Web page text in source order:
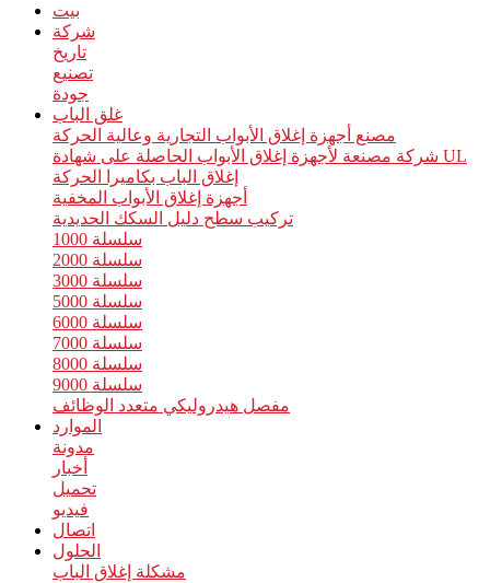
بيت
شركة
تاريخ
تصنيع
جودة
غلق الباب
مصنع أجهزة إغلاق الأبواب التجارية وعالية الحركة
شركة مصنعة لأجهزة إغلاق الأبواب الحاصلة على شهادة UL
إغلاق الباب بكاميرا الحركة
أجهزة إغلاق الأبواب المخفية
تركيب سطح دليل السكك الحديدية
سلسلة 1000
سلسلة 2000
سلسلة 3000
سلسلة 5000
سلسلة 6000
سلسلة 7000
سلسلة 8000
سلسلة 9000
مفصل هيدروليكي متعدد الوظائف
الموارد
مدونة
أخبار
تحميل
فيديو
اتصال
الحلول
مشكلة إغلاق الباب